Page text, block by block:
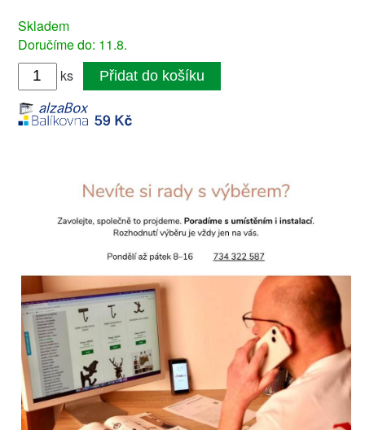
Skladem
Doručíme do: 11.8.
ks
Přidat do košíku